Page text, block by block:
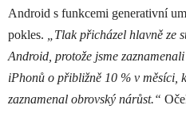
Android s funkcemi generativní
pokles. „Tlak přicházel hlavně ze
Android, protože jsme
iPhonů o přibližně 10 % v měsíci,
zaznamenal obrovský nárůst.“